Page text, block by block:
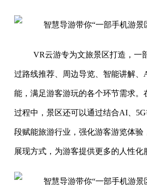
VR云游专为文旅景区打造，一
过路线推荐、周边导览、智能讲解、
能，满足游客游玩的各个环节需求。
过程中，景区还可以通过结合AI、
段赋能旅游行业，强化游客游览体验
展现方式，为游客提供更多的人性化